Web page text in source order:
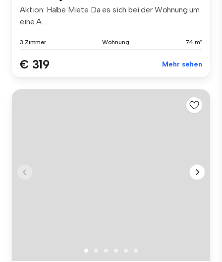
Aktion: Halbe Miete Da es sich bei der Wohnung um
eine A...
3 Zimmer Wohnung 74 m²
€ 319 Mehr sehen